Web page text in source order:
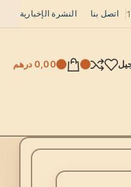
النشرة الإخبارية اتصل بنا
0,00 درهم